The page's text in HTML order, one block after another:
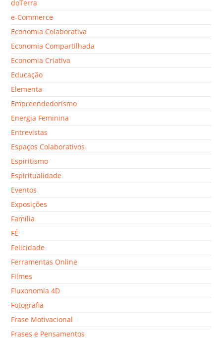
doTerra
e-Commerce
Economia Colaborativa
Economia Compartilhada
Economia Criativa
Educação
Elementa
Empreendedorismo
Energia Feminina
Entrevistas
Espaços Colaborativos
Espiritismo
Espiritualidade
Eventos
Exposições
Família
FÉ
Felicidade
Ferramentas Online
Filmes
Fluxonomia 4D
Fotografia
Frase Motivacional
Frases e Pensamentos